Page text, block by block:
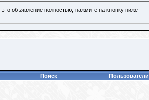
объявление полностью, нажмите на кнопку ниже
Поиск Пользователи